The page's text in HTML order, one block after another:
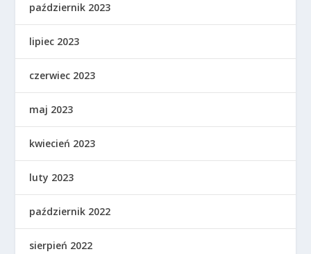
październik 2023
lipiec 2023
czerwiec 2023
maj 2023
kwiecień 2023
luty 2023
październik 2022
sierpień 2022